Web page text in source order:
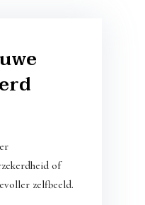
of
zelfbeeld.